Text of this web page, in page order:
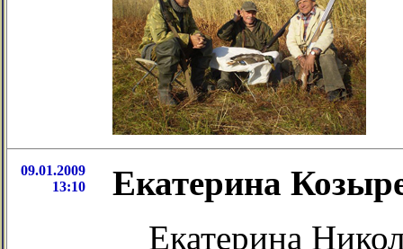
09.01.2009
13:10
Екатерина
Екатерина